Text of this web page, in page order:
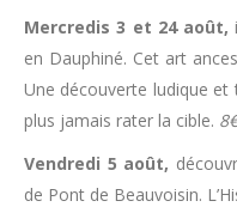
Mercredis 3 et 24 août,
en Dauphiné. Cet art
Une découverte ludique
plus jamais rater la cible.
Vendredi 5 août,
de Pont de Beauvoisin.